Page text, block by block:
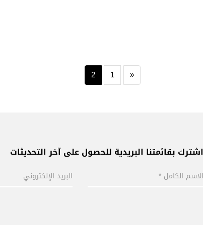
«
1
2
اشترك بقائمتنا البريدية للحصول على آخر التحديثات